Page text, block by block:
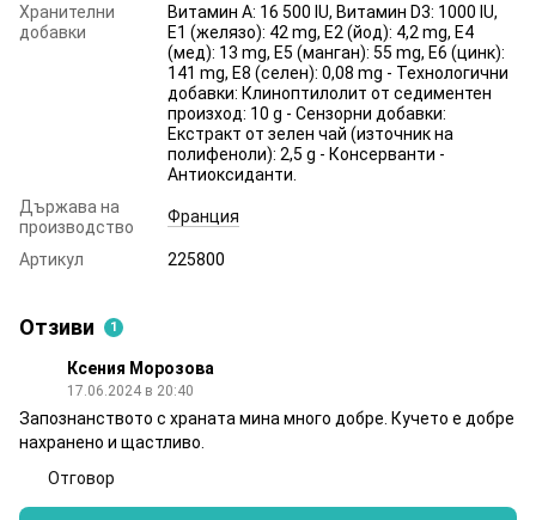
Хранителни
добавки
Витамин A: 16 500 IU, Витамин D3: 1000 IU,
E1 (желязо): 42 mg, E2 (йод): 4,2 mg, E4
(мед): 13 mg, E5 (манган): 55 mg, E6 (цинк):
141 mg, E8 (селен): 0,08 mg - Технологични
добавки: Клиноптилолит от седиментен
произход: 10 g - Сензорни добавки:
Екстракт от зелен чай (източник на
полифеноли): 2,5 g - Консерванти -
Антиоксиданти.
Държава на
производство
Франция
Артикул 225800
Отзиви 1
Ксения Морозова
17.06.2024 в 20:40
Запознанството с храната мина много добре. Кучето е добре
нахранено и щастливо.
Отговор